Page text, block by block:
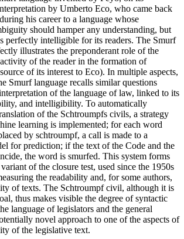
by Umberto Eco, who came back
his career to a language whose
should hamper any understanding, but
perfectly intelligible for its readers. The Smurf
illustrates the preponderant role of the
of the reader in the formation of
of its interest to Eco). In multiple aspects,
Smurf language recalls similar questions
of the language of law, linked to its
and intelligibility. To automatically
of the Schtroumpfs civils, a strategy
learning is implemented; for each word
by schtroumpf, a call is made to a
for prediction; if the text of the Code and the
the word is smurfed. This system forms
of the closure test, used since the 1950s
the readability and, for some authors,
of texts. The Schtroumpf civil, although it is
thus makes visible the degree of syntactic
language of legislators and the general
novel approach to one of the aspects of
of the legislative text.